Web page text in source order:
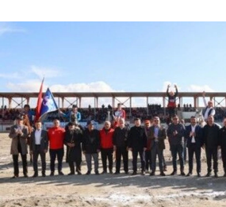
EĞİTİM
ÇEVRE
DÜNYA
HABERDE İNSAN
Haber Arşivi